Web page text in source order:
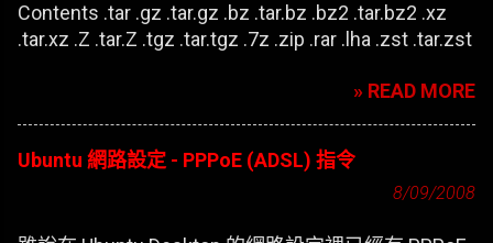
Contents .tar .gz .tar.gz .bz .tar.bz .bz2 .tar.bz2 .xz
.tar.xz .Z .tar.Z .tgz .tar.tgz .7z .zip .rar .lha .zst .tar.zst
» READ MORE
Ubuntu 網路設定 - PPPoE (ADSL) 指令
8/09/2008